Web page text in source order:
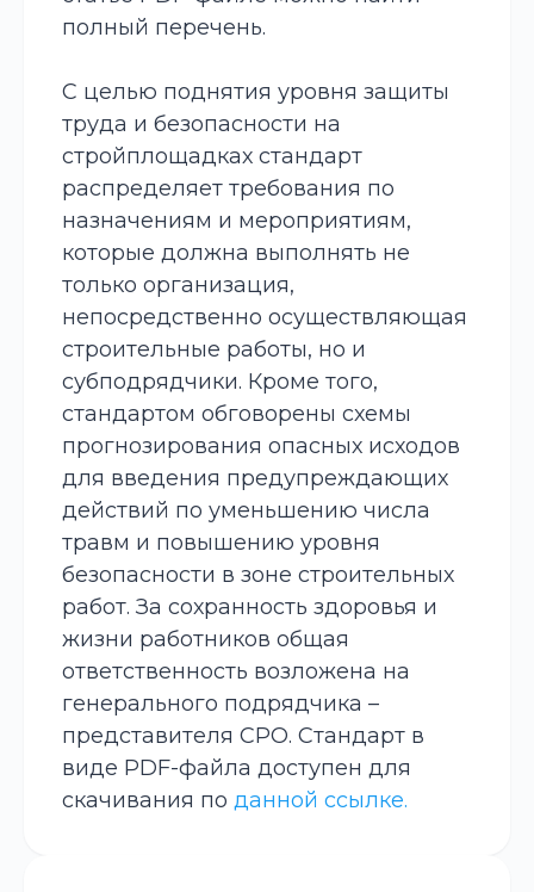
полный перечень.
С целью поднятия уровня защиты
труда и безопасности на
стройплощадках стандарт
распределяет требования по
назначениям и мероприятиям,
которые должна выполнять не
только организация,
непосредственно осуществляющая
строительные работы, но и
субподрядчики. Кроме того,
стандартом обговорены схемы
прогнозирования опасных исходов
для введения предупреждающих
действий по уменьшению числа
травм и повышению уровня
безопасности в зоне строительных
работ. За сохранность здоровья и
жизни работников общая
ответственность возложена на
генерального подрядчика –
представителя СРО. Стандарт в
виде PDF-файла доступен для
скачивания по данной ссылке.